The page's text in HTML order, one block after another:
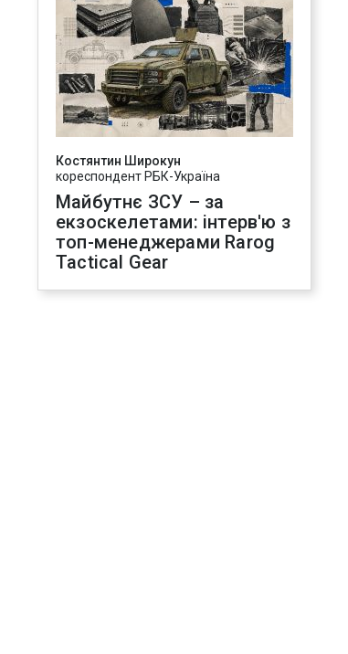
Костянтин Широкун
кореспондент РБК-Україна
Майбутнє ЗСУ – за
екзоскелетами: інтерв'ю з
топ-менеджерами Rarog
Tactical Gear